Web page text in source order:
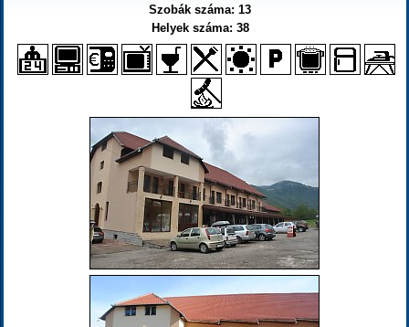
Szobák száma: 13
Helyek száma: 38